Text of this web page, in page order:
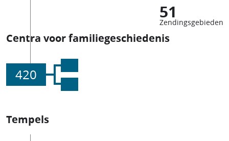
51
Zendingsgebieden
Centra voor familiegeschiedenis
420
Tempels